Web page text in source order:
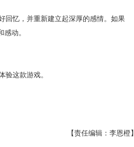
回忆，并重新建立起深厚的感情。如果
动。
这款游戏。
【责任编辑：李恩橙】